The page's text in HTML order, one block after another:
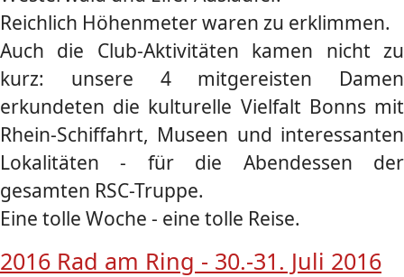
Reichlich Höhenmeter waren zu erklimmen.
Auch die Club-Aktivitäten kamen nicht zu
kurz: unsere 4 mitgereisten Damen
erkundeten die kulturelle Vielfalt Bonns mit
Rhein-Schiffahrt, Museen und interessanten
Lokalitäten - für die Abendessen der
gesamten RSC-Truppe.
Eine tolle Woche - eine tolle Reise.
2016 Rad am Ring - 30.-31. Juli 2016